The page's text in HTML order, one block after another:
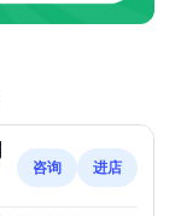
咨询 进店